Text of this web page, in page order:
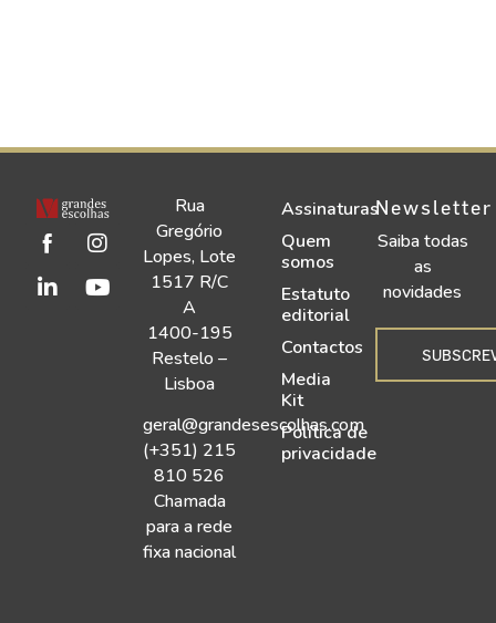
Rua
Gregório
Lopes, Lote
1517 R/C
A
1400-195
Restelo –
Lisboa
geral@grandesescolhas.com
(+351) 215
810 526
Chamada
para a rede
fixa nacional
Assinaturas
Quem
somos
Estatuto
editorial
Contactos
Media
Kit
Política de
privacidade
Newsletter
Saiba todas
as
novidades